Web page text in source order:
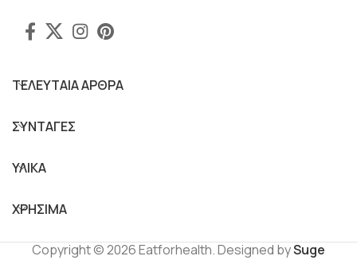
ΤΕΛΕΥΤΑΙΑ ΑΡΘΡΑ
ΣΥΝΤΑΓΕΣ
ΥΛΙΚΑ
ΧΡΗΣΙΜΑ
Copyright © 2026 Eatforhealth. Designed bySuge